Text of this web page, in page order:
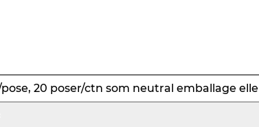
pose, 20 poser/ctn som neutral emballage